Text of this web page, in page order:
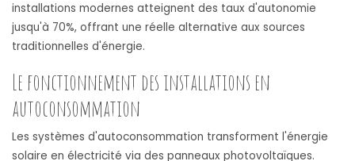
installations modernes atteignent des taux d'autonomie
jusqu'à 70%, offrant une réelle alternative aux sources
traditionnelles d'énergie.
Le fonctionnement des installations en
autoconsommation
Les systèmes d'autoconsommation transforment l'énergie
solaire en électricité via des panneaux photovoltaïques.